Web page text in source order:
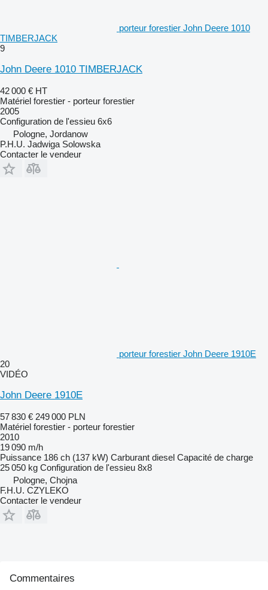
porteur forestier John Deere 1010
TIMBERJACK
9
John Deere 1010 TIMBERJACK
42 000 € HT
Matériel forestier - porteur forestier
2005
Configuration de l'essieu 6x6
Pologne, Jordanow
P.H.U. Jadwiga Solowska
Contacter le vendeur
porteur forestier John Deere 1910E
20
VIDÉO
John Deere 1910E
57 830 € 249 000 PLN
Matériel forestier - porteur forestier
2010
19 090 m/h
Puissance 186 ch (137 kW) Carburant diesel Capacité de charge
25 050 kg Configuration de l'essieu 8x8
Pologne, Chojna
F.H.U. CZYLEKO
Contacter le vendeur
Commentaires